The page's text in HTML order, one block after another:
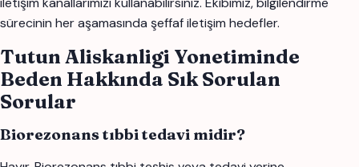
sürecinin her aşamasında şeffaf iletişim hedefler.
Tutun Aliskanligi Yonetiminde
Beden Hakkında Sık Sorulan
Sorular
Biorezonans tıbbi tedavi midir?